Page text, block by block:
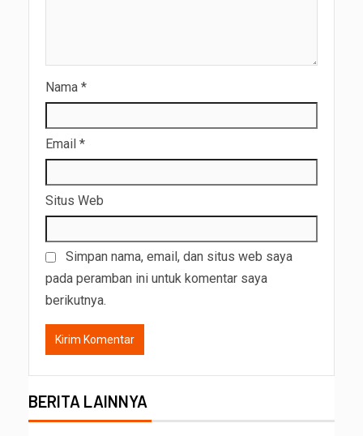
Nama *
Email *
Situs Web
Simpan nama, email, dan situs web saya
pada peramban ini untuk komentar saya
berikutnya.
BERITA LAINNYA